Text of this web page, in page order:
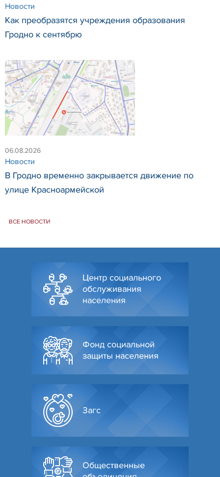
Новости
Как преобразятся учреждения образования
Гродно к сентябрю
06.08.2026
Новости
В Гродно временно закрывается движение по
улице Красноармейской
ВСЕ НОВОСТИ
Центр социального
обслуживания
населения
Фонд социальной
защиты населения
Загс
Общественные